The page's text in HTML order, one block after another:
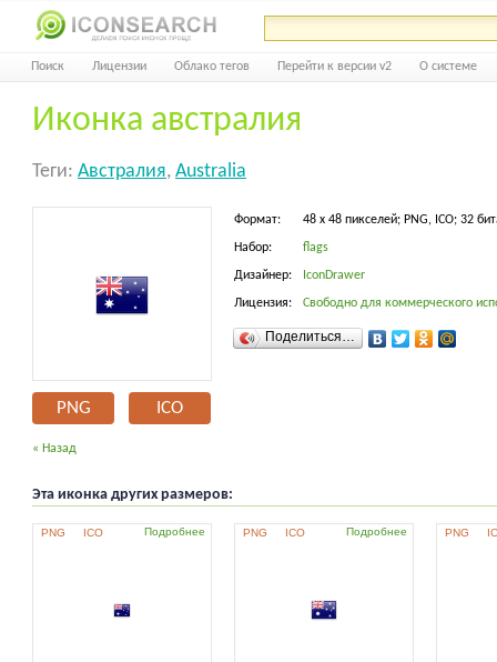
Поиск Лицензии Облако тегов Перейти к версии v2 О системе
Иконка австралия
Теги: Австралия, Australia
PNG ICO
Формат: 48 x 48 пикселей; PNG, ICO; 32
Набор: flags
Дизайнер: IconDrawer
Лицензия: Свободно для коммерческого
Поделиться…
« Назад
Эта иконка других размеров:
PNG ICO Подробнее PNG ICO Подробнее PNG